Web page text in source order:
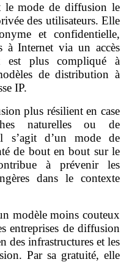
le mode de diffusion le
des utilisateurs. Elle
et confidentielle,
à Internet via un accès
est plus compliqué à
de distribution à
IP.
plus résilient en case
naturelles ou de
s’agit d’un mode de
de bout en bout sur le
à prévenir les
dans le contexte
modèle moins couteux
entreprises de diffusion
des infrastructures et les
Par sa gratuité, elle